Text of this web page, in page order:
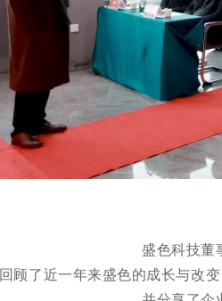
盛色科技董
回顾了近一年来盛色的成长与改